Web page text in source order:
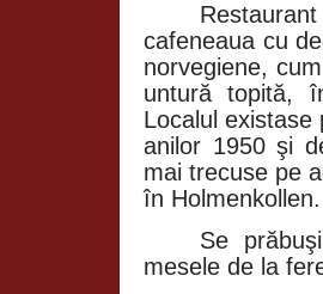
cafeneaua cu
norvegiene,
untură topită,
Localul
anilor 1950 şi
mai trecuse pe
în
Se
mesele de la